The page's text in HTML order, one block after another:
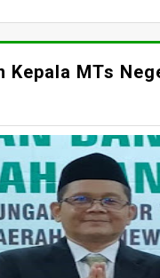
Kepala MTs